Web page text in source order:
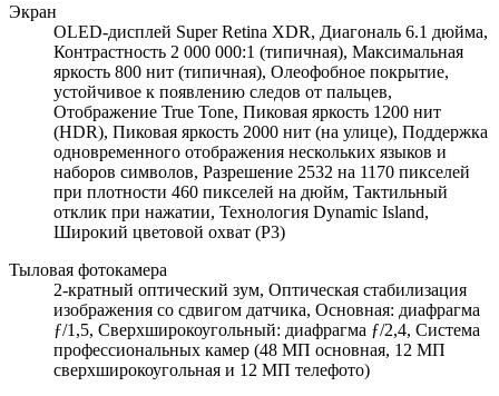
Экран
OLED-дисплей Super Retina XDR, Диагональ 6.1 дюйма,
Контрастность 2 000 000:1 (типичная), Максимальная
яркость 800 нит (типичная), Олеофобное покрытие,
устойчивое к появлению следов от пальцев,
Отображение True Tone, Пиковая яркость 1200 нит
(HDR), Пиковая яркость 2000 нит (на улице), Поддержка
одновременного отображения нескольких языков и
наборов символов, Разрешение 2532 на 1170 пикселей
при плотности 460 пикселей на дюйм, Тактильный
отклик при нажатии, Технология Dynamic Island,
Широкий цветовой охват (P3)
Тыловая фотокамера
2-кратный оптический зум, Оптическая стабилизация
изображения со сдвигом датчика, Основная: диафрагма
ƒ/1,5, Сверхширокоугольный: диафрагма ƒ/2,4, Система
профессиональных камер (48 МП основная, 12 МП
сверхширокоугольная и 12 МП телефото)